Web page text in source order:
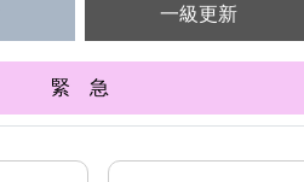
一級更新
緊 急